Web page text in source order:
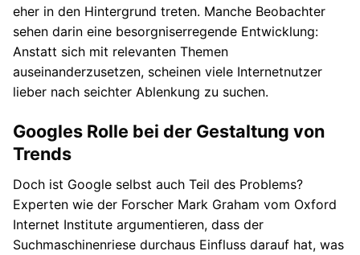
eher in den Hintergrund treten. Manche Beobachter
sehen darin eine besorgniserregende Entwicklung:
Anstatt sich mit relevanten Themen
auseinanderzusetzen, scheinen viele Internetnutzer
lieber nach seichter Ablenkung zu suchen.
Googles Rolle bei der Gestaltung von
Trends
Doch ist Google selbst auch Teil des Problems?
Experten wie der Forscher Mark Graham vom Oxford
Internet Institute argumentieren, dass der
Suchmaschinenriese durchaus Einfluss darauf hat, was